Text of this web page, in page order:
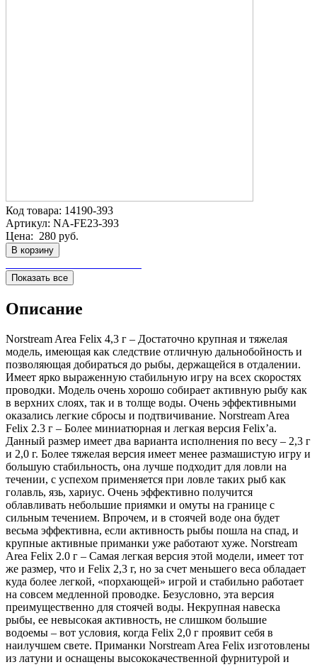
Код товара: 14190-393
Артикул: NA-FE23-393
Цена: 280 руб.
В корзину
Показать все
Описание
Norstream Area Felix 4,3 г – Достаточно крупная и тяжелая
модель, имеющая как следствие отличную дальнобойность и
позволяющая добираться до рыбы, держащейся в отдалении.
Имеет ярко выраженную стабильную игру на всех скоростях
проводки. Модель очень хорошо собирает активную рыбу как
в верхних слоях, так и в толще воды. Очень эффективными
оказались легкие сбросы и подтвичивание. Norstream Area
Felix 2.3 г – Более миниатюрная и легкая версия Felix’a.
Данный размер имеет два варианта исполнения по весу – 2,3 г
и 2,0 г. Более тяжелая версия имеет менее размашистую игру и
большую стабильность, она лучше подходит для ловли на
течении, с успехом применяется при ловле таких рыб как
голавль, язь, хариус. Очень эффективно получится
облавливать небольшие приямки и омуты на границе с
сильным течением. Впрочем, и в стоячей воде она будет
весьма эффективна, если активность рыбы пошла на спад, и
крупные активные приманки уже работают хуже. Norstream
Area Felix 2.0 г – Самая легкая версия этой модели, имеет тот
же размер, что и Felix 2,3 г, но за счет меньшего веса обладает
куда более легкой, «порхающей» игрой и стабильно работает
на совсем медленной проводке. Безусловно, эта версия
преимущественно для стоячей воды. Некрупная навеска
рыбы, ее невысокая активность, не слишком большие
водоемы – вот условия, когда Felix 2,0 г проявит себя в
наилучшем свете. Приманки Norstream Area Felix изготовлены
из латуни и оснащены высококачественной фурнитурой и